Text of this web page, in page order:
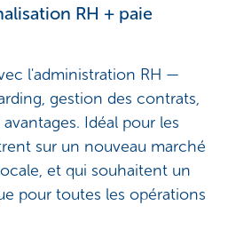
RH + paie
l'administration RH —
gestion des contrats,
Idéal pour les
sur un nouveau marché
et qui souhaitent un
pour toutes les opérations